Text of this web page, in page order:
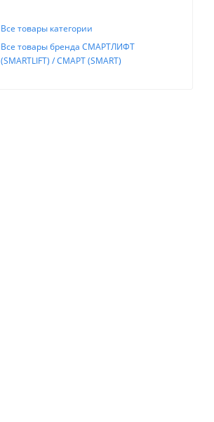
Все товары категории
Все товары бренда СМАРТЛИФТ
(SMARTLIFT) / СМАРТ (SMART)